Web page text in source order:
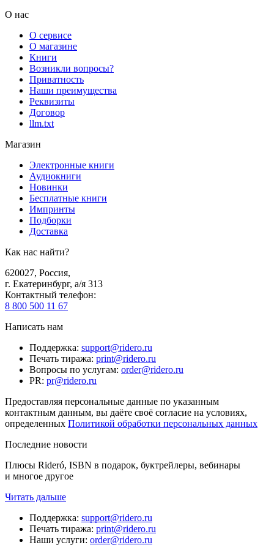
О нас
О сервисе
О магазине
Книги
Возникли вопросы?
Приватность
Наши преимущества
Реквизиты
Договор
llm.txt
Магазин
Электронные книги
Аудиокниги
Новинки
Бесплатные книги
Импринты
Подборки
Доставка
Как нас найти?
620027, Россия,
г. Екатеринбург, а/я 313
Контактный телефон:
8 800 500 11 67
Написать нам
Поддержка: support@ridero.ru
Печать тиража: print@ridero.ru
Вопросы по услугам: order@ridero.ru
PR: pr@ridero.ru
Предоставляя персональные данные по указанным
контактным данным, вы даёте своё согласие на условиях,
определенных Политикой обработки персональных данных
Последние новости
Плюсы Rideró, ISBN в подарок, буктрейлеры, вебинары
и многое другое
Читать дальше
Поддержка: support@ridero.ru
Печать тиража: print@ridero.ru
Наши услуги: order@ridero.ru